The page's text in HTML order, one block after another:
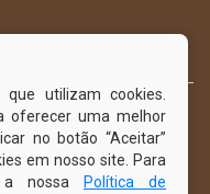
utilizam cookies.
oferecer uma melhor
no botão “Aceitar”
em nosso site. Para
a nossa
Política de